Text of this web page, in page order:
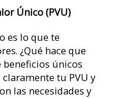
Único (PVU)
es lo que te
¿Qué hace que
beneficios únicos
tu PVU y
las necesidades y